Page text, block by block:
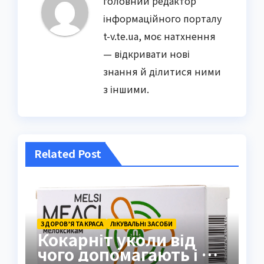
інформаційного порталу
t-v.te.ua, моє натхнення
— відкривати нові
знання й ділитися ними
з іншими.
Related Post
ЗДОРОВ’Я ТА КРАСА ЛІКУВАЛЬНІ ЗАСОБИ
Кокарніт уколи від
чого допомагають і як